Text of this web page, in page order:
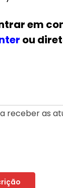
em
ou
receber as